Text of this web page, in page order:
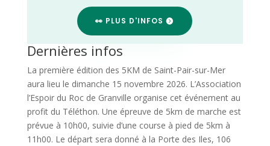
👀 PLUS D'INFOS
Dernières infos
La première édition des 5KM de Saint-Pair-sur-Mer
aura lieu le dimanche 15 novembre 2026. L’Association
l’Espoir du Roc de Granville organise cet événement au
profit du Téléthon. Une épreuve de 5km de marche est
prévue à 10h00, suivie d’une course à pied de 5km à
11h00. Le départ sera donné à la Porte des Iles, 106